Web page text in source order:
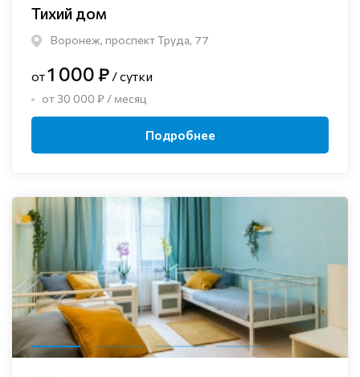
Тихий дом
Воронеж, проспект Труда, 77
от1 000 ₽ / сутки
от 30 000 ₽ / месяц
Подробнее